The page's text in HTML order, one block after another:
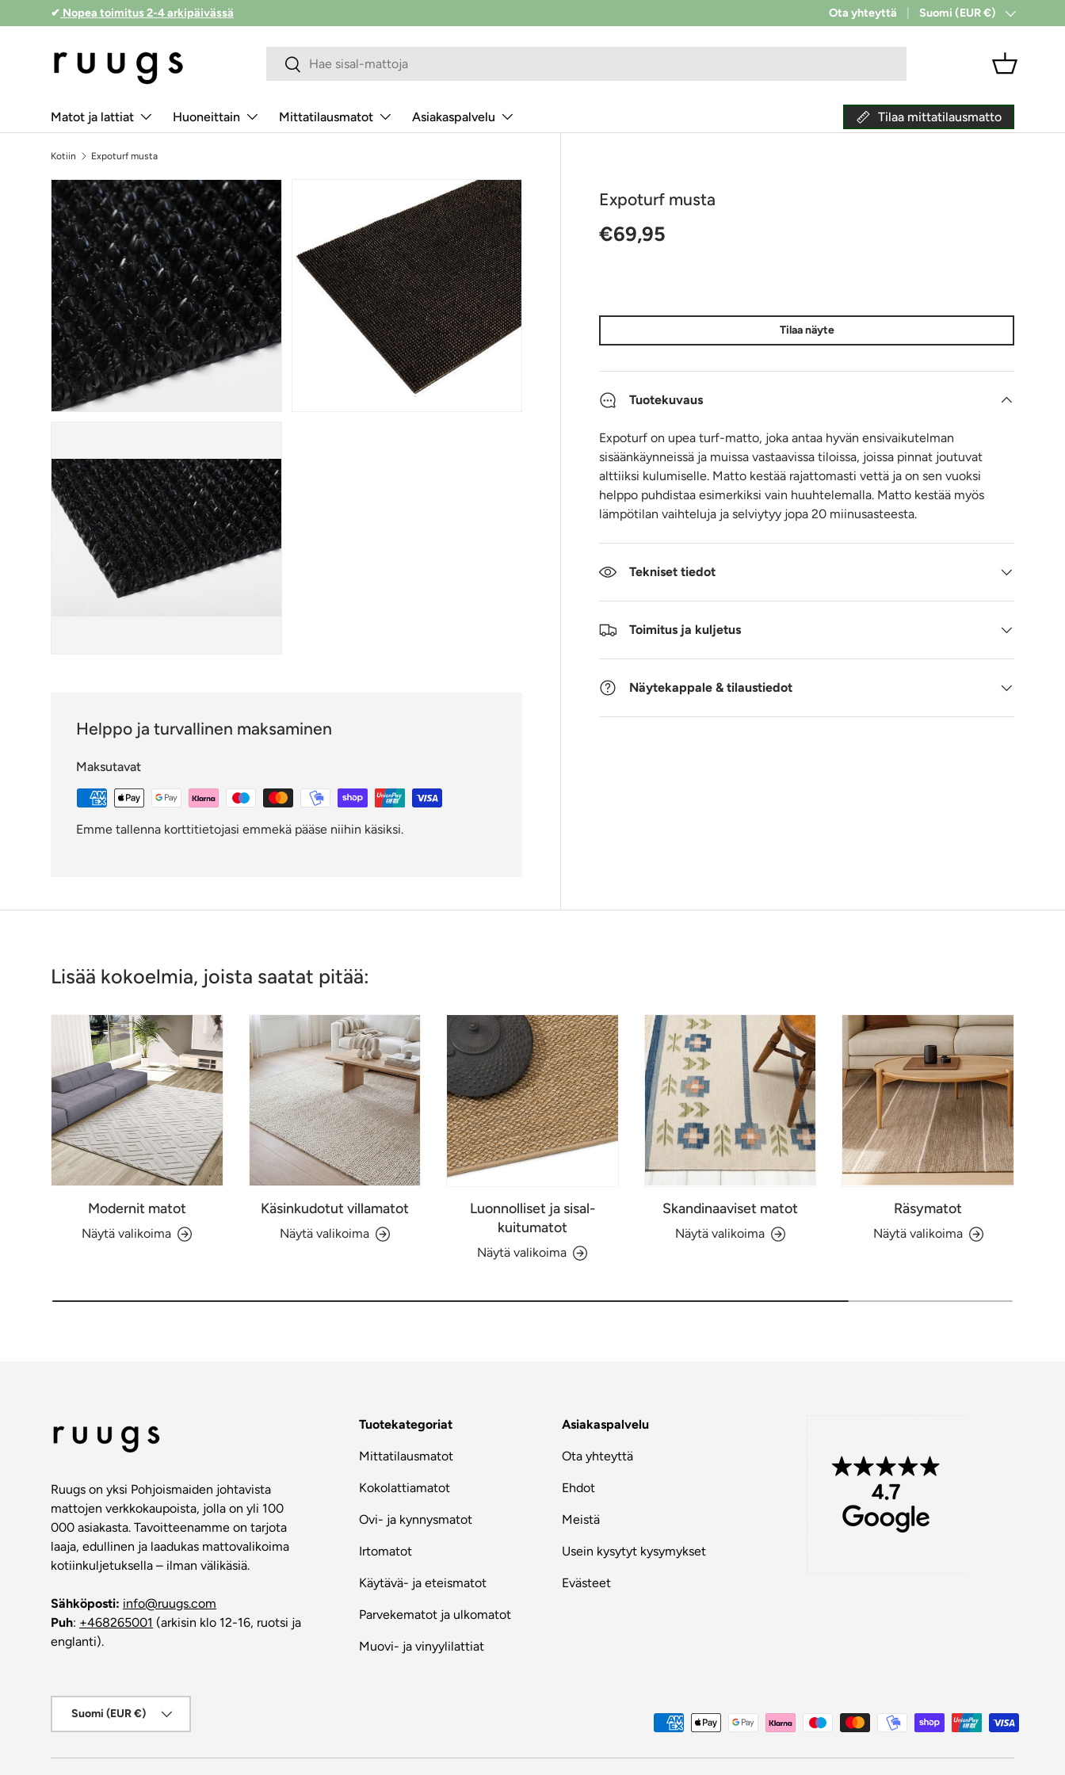
Siirry sisältöön
✔ Nopea toimitus 2-4 arkipäivässä ✔ Toimitus alkaen 9 €
Ota yhteyttä Maa/alue
Suomi (EUR €)
Hakukenttä
Lähetä
Kori
Matot ja lattiat Huoneittain Mittatilausmatot Asiakaspalvelu Tilaa mittatilausmatto
Kotiin Expoturf musta
Siirry tuotetietoihin Expoturf musta
Normaalihinta
€69,95
Tilaa näyte
Tuotekuvaus
Expoturf on upea turf-matto, joka antaa hyvän ensivaikutelman
sisäänkäynneissä ja muissa vastaavissa tiloissa, joissa pinnat joutuvat
alttiiksi kulumiselle. Matto kestää rajattomasti vettä ja on sen vuoksi
helppo puhdistaa esimerkiksi vain huuhtelemalla. Matto kestää myös
lämpötilan vaihteluja ja selviytyy jopa 20 miinusasteesta.
Tekniset tiedot
Toimitus ja kuljetus
Näytekappale & tilaustiedot
Helppo ja turvallinen maksaminen
Maksutavat
Emme tallenna korttitietojasi emmekä pääse niihin käsiksi.
Lisää kokoelmia, joista saatat pitää:
Modernit matot
Näytä valikoima
Käsinkudotut villamatot
Näytä valikoima
Luonnolliset ja sisal-
kuitumatot
Näytä valikoima
Skandinaaviset matot
Näytä valikoima
Räsymatot
Näytä valikoima
Ruugs on yksi Pohjoismaiden johtavista
mattojen verkkokaupoista, jolla on yli 100
000 asiakasta. Tavoitteenamme on tarjota
laaja, edullinen ja laadukas mattovalikoima
kotiinkuljetuksella – ilman välikäsiä.
Sähköposti: info@ruugs.com
Puh: +468265001 (arkisin klo 12-16, ruotsi ja
englanti).
Tuotekategoriat
Mittatilausmatot
Kokolattiamatot
Ovi- ja kynnysmatot
Irtomatot
Käytävä- ja eteismatot
Parvekematot ja ulkomatot
Muovi- ja vinyylilattiat
Asiakaspalvelu
Ota yhteyttä
Ehdot
Meistä
Usein kysytyt kysymykset
Evästeet
Suomi (EUR €)